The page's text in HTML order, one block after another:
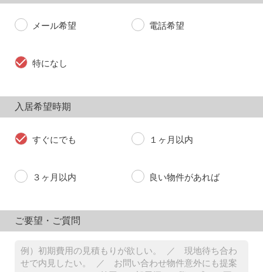
メール希望 電話希望
特になし
入居希望時期
すぐにでも １ヶ月以内
３ヶ月以内 良い物件があれば
ご要望・ご質問